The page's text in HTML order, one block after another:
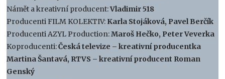
Námět a kreativní producent:Vladimir 518
Producenti FILM KOLEKTIV: Karla Stojáková, Pavel Berčík
Producenti AZYL Production:Maroš Hečko, Peter Veverka
Koproducenti:Česká televize – kreativní producentka
Martina Šantavá, RTVS – kreativní producent Roman
Genský